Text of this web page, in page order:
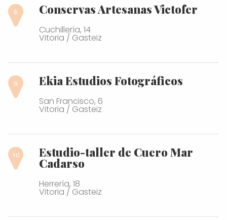
Conservas Artesanas Victofer
Cuchillería, 14
Vitoria / Gasteiz
Ekia Estudios Fotográficos
San Francisco, 6
Vitoria / Gasteiz
Estudio-taller de Cuero Mar
Cadarso
Herrería, 18
Vitoria / Gasteiz